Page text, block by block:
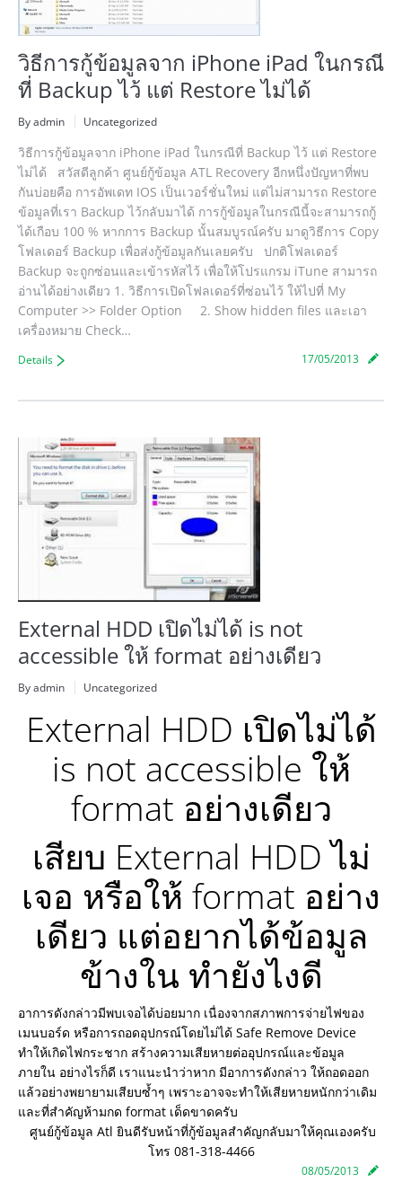
วิธีการกู้ข้อมูลจาก iPhone iPad ในกรณี
ที่ Backup ไว้ แต่ Restore ไม่ได้
By admin Uncategorized
วิธีการกู้ข้อมูลจาก iPhone iPad ในกรณีที่ Backup ไว้ แต่ Restore
ไม่ได้ สวัสดีลูกค้า ศูนย์กู้ข้อมูล ATL Recovery อีกหนึ่งปัญหาที่พบ
กันบ่อยคือ การอัพเดท IOS เป็นเวอร์ชั่นใหม่ แต่ไม่สามารถ Restore
ข้อมูลที่เรา Backup ไว้กลับมาได้ การกู้ข้อมูลในกรณีนี้จะสามารถกู้
ได้เกือบ 100 % หากการ Backup นั้นสมบูรณ์ครับ มาดูวิธีการ Copy
โฟลเดอร์ Backup เพื่อส่งกู้ข้อมูลกันเลยครับ ปกติโฟลเดอร์
Backup จะถูกซ่อนและเข้ารหัสไว้ เพื่อให้โปรแกรม iTune สามารถ
อ่านได้อย่างเดียว 1. วิธีการเปิดโฟลเดอร์ที่ซ่อนไว้ ให้ไปที่ My
Computer >> Folder Option 2. Show hidden files และเอา
เครื่องหมาย Check…
17/05/2013
Details
External HDD เปิดไม่ได้ is not
accessible ให้ format อย่างเดียว
By admin Uncategorized
External HDD เปิดไม่ได้
is not accessible ให้
format อย่างเดียว
เสียบ External HDD ไม่
เจอ หรือให้ format อย่าง
เดียว แต่อยากได้ข้อมูล
ข้างใน ทำยังไงดี
อาการดังกล่าวมีพบเจอได้บ่อยมาก เนื่องจากสภาพการจ่ายไฟของ
เมนบอร์ด หรือการถอดอุปกรณ์โดยไม่ได้ Safe Remove Device
ทำให้เกิดไฟกระชาก สร้างความเสียหายต่ออุปกรณ์และข้อมูล
ภายใน อย่างไรก็ดี เราแนะนำว่าหาก มีอาการดังกล่าว ให้ถอดออก
แล้วอย่างพยายามเสียบซ้ำๆ เพราะอาจจะทำให้เสียหายหนักกว่าเดิม
และที่สำคัญห้ามกด format เด็ดขาดครับ
ศูนย์กู้ข้อมูล Atl ยินดีรับหน้าที่กู้ข้อมูลสำคัญกลับมาให้คุณเองครับ
โทร 081-318-4466
08/05/2013